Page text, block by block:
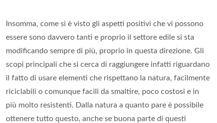
Insomma, come si è visto gli aspetti positivi che vi possono
essere sono davvero tanti e proprio il settore edile si sta
modificando sempre di più, proprio in questa direzione. Gli
scopi principali che si cerca di raggiungere infatti riguardano
il fatto di usare elementi che rispettano la natura, facilmente
riciclabili o comunque facili da smaltire, poco costosi e in
più molto resistenti. Dalla natura a quanto pare è possibile
ottenere tutto questo, anche se buona parte di questi